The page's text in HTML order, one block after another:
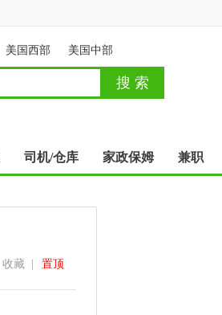
美国西部 美国中部
司机/仓库 家政保姆 兼职
置顶
收藏